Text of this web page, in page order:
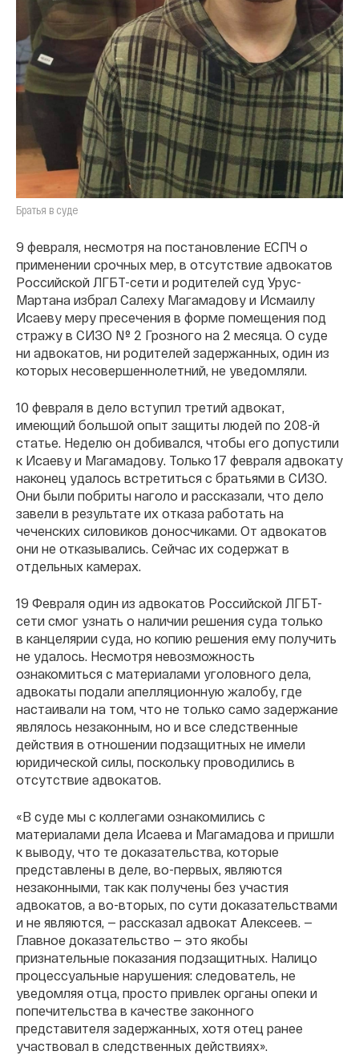
Братья в суде
9 февраля, несмотря на постановление ЕСПЧ о
применении срочных мер, в отсутствие адвокатов
Российской ЛГБТ-сети и родителей суд Урус-
Мартана избрал Салеху Магамадову и Исмаилу
Исаеву меру пресечения в форме помещения под
стражу в СИЗО № 2 Грозного на 2 месяца. О суде
ни адвокатов, ни родителей задержанных, один из
которых несовершеннолетний, не уведомляли.
10 февраля в дело вступил третий адвокат,
имеющий большой опыт защиты людей по 208-й
статье. Неделю он добивался, чтобы его допустили
к Исаеву и Магамадову. Только 17 февраля адвокату
наконец удалось встретиться с братьями в СИЗО.
Они были побриты наголо и рассказали, что дело
завели в результате их отказа работать на
чеченских силовиков доносчиками. От адвокатов
они не отказывались. Сейчас их содержат в
отдельных камерах.
19 Февраля один из адвокатов Российской ЛГБТ-
сети смог узнать о наличии решения суда только
в канцелярии суда, но копию решения ему получить
не удалось. Несмотря невозможность
ознакомиться с материалами уголовного дела,
адвокаты подали апелляционную жалобу, где
настаивали на том, что не только само задержание
являлось незаконным, но и все следственные
действия в отношении подзащитных не имели
юридической силы, поскольку проводились в
отсутствие адвокатов.
«В суде мы с коллегами ознакомились с
материалами дела Исаева и Магамадова и пришли
к выводу, что те доказательства, которые
представлены в деле, во-первых, являются
незаконными, так как получены без участия
адвокатов, а во-вторых, по сути доказательствами
и не являются, — рассказал адвокат Алексеев. —
Главное доказательство — это якобы
признательные показания подзащитных. Налицо
процессуальные нарушения: следователь, не
уведомляя отца, просто привлек органы опеки и
попечительства в качестве законного
представителя задержанных, хотя отец ранее
участвовал в следственных действиях».